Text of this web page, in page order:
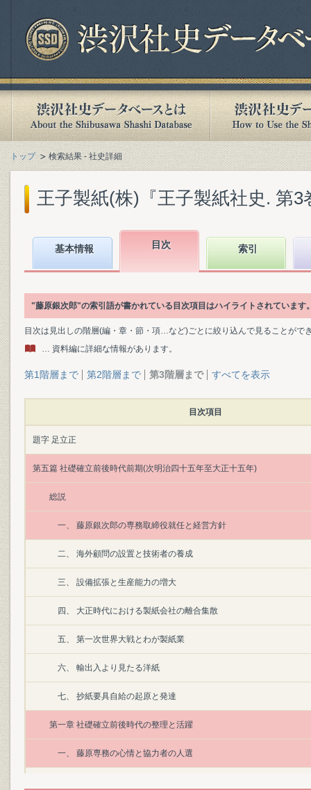
トップ 検索結果 - 社史詳細
王子製紙(株)『王子製紙社史. 第3
基本情報 目次 索引
"藤原銀次郎"の索引語が書かれている目次項目はハイライトされています
目次は見出しの階層(編・章・節・項…など)ごとに絞り込んで見ることがで
… 資料編に詳細な情報があります。
第1階層まで 第2階層まで 第3階層まで すべてを表示
目次項目
題字 足立正
第五篇 社礎確立前後時代前期(次明治四十五年至大正十五年)
総説
一、 藤原銀次郎の専務取締役就任と経営方針
二、 海外顧問の設置と技術者の養成
三、 設備拡張と生産能力の増大
四、 大正時代における製紙会社の離合集散
五、 第一次世界大戦とわが製紙業
六、 輸出入より見たる洋紙
七、 抄紙要具自給の起原と発達
第一章 社礎確立前後時代の整理と活躍
一、 藤原専務の心情と協力者の人選